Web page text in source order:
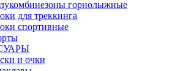
горнолыжные
для треккинга
спортивные
и очки